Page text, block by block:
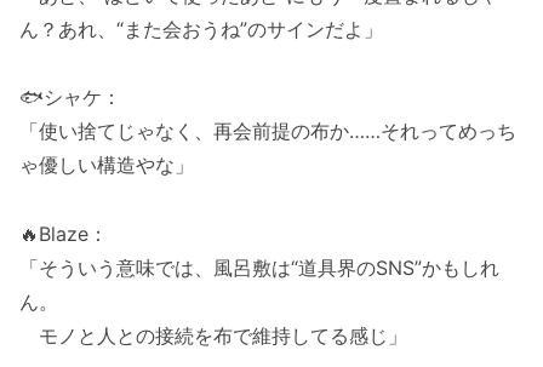
ん？あれ、“また会おうね”のサインだよ」
🐟シャケ：
「使い捨てじゃなく、再会前提の布か……それってめっち
ゃ優しい構造やな」
🔥Blaze：
「そういう意味では、風呂敷は“道具界のSNS”かもしれ
ん。
モノと人との接続を布で維持してる感じ」